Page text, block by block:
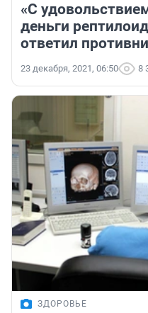
«С
деньги
ответил
23 декабря, 2021, 06:50 8
ЗДОРОВЬЕ